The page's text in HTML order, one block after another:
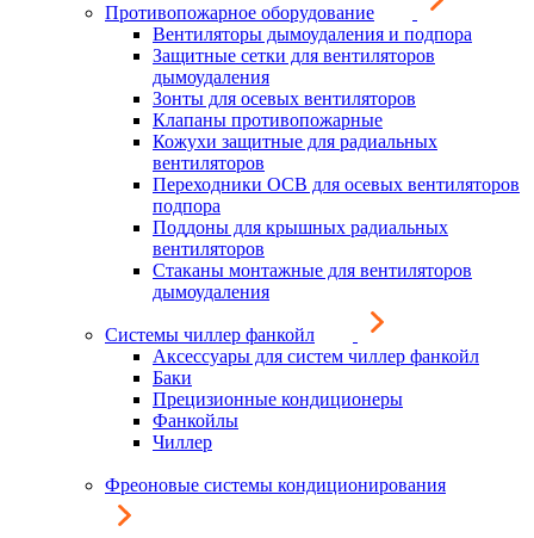
Противопожарное оборудование
Вентиляторы дымоудаления и подпора
Защитные сетки для вентиляторов
дымоудаления
Зонты для осевых вентиляторов
Клапаны противопожарные
Кожухи защитные для радиальных
вентиляторов
Переходники ОСВ для осевых вентиляторов
подпора
Поддоны для крышных радиальных
вентиляторов
Стаканы монтажные для вентиляторов
дымоудаления
Системы чиллер фанкойл
Аксессуары для систем чиллер фанкойл
Баки
Прецизионные кондиционеры
Фанкойлы
Чиллер
Фреоновые системы кондиционирования